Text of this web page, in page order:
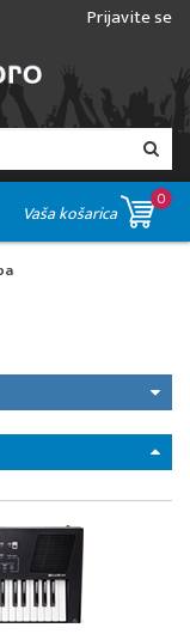
Prijavite se
Vaša košarica
0